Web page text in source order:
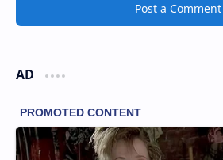
Post a Comment
AD